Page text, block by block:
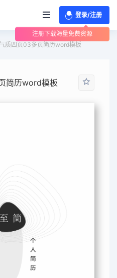
登录/注册
注册下载海量免费资源
质四页03多页简历word模板
简历word模板